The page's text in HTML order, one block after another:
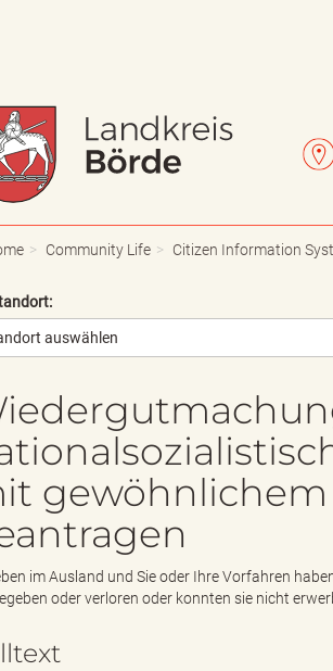
a
p
p
e
e
t
Community Life Citizen Information
auswählen
im Ausland und Sie oder Ihre Vorfahren
oder verloren oder konnten sie nicht